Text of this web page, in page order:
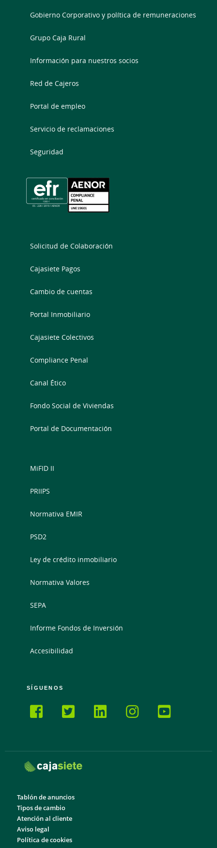
Gobierno Corporativo y política de remuneraciones
Grupo Caja Rural
Información para nuestros socios
Red de Cajeros
Portal de empleo
Servicio de reclamaciones
Seguridad
Solicitud de Colaboración
Cajasiete Pagos
Cambio de cuentas
Portal Inmobiliario
Cajasiete Colectivos
Compliance Penal
Canal Ético
Fondo Social de Viviendas
Portal de Documentación
MiFID II
PRIIPS
Normativa EMIR
PSD2
Ley de crédito inmobiliario
Normativa Valores
SEPA
Informe Fondos de Inversión
Accesibilidad
SÍGUENOS
Tablón de anuncios
Tipos de cambio
Atención al cliente
Aviso legal
Política de cookies